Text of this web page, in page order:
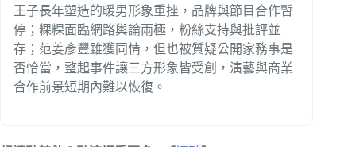
王子長年塑造的暖男形象重挫，品牌與節目合作暫
停；粿粿面臨網路輿論兩極，粉絲支持與批評並
存；范姜彥豐雖獲同情，但也被質疑公開家務事是
否恰當，整起事件讓三方形象皆受創，演藝與商業
合作前景短期內難以恢復。